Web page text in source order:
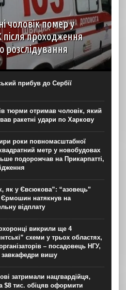
чоловік помер у
проходження
розслідування
центру комплектування на
чоловіка, який фігурував як
обліку. Під час
він знепритомнів, а потім
прибув до Сербії
тюрми отримав чоловік, який
ракетні удари по Харкову
роки повномасштабної
метр у новобудовах
подорожчав на Прикарпатті,
як у Євсюкова”: “азовець”
Єрмошин натякнув на
відплату
викрили ще 4
схеми у трьох областях,
– посадовець НГУ,
завкафедри вишу
затримали нацгвардійця,
$8 тис. обіцяв оформити